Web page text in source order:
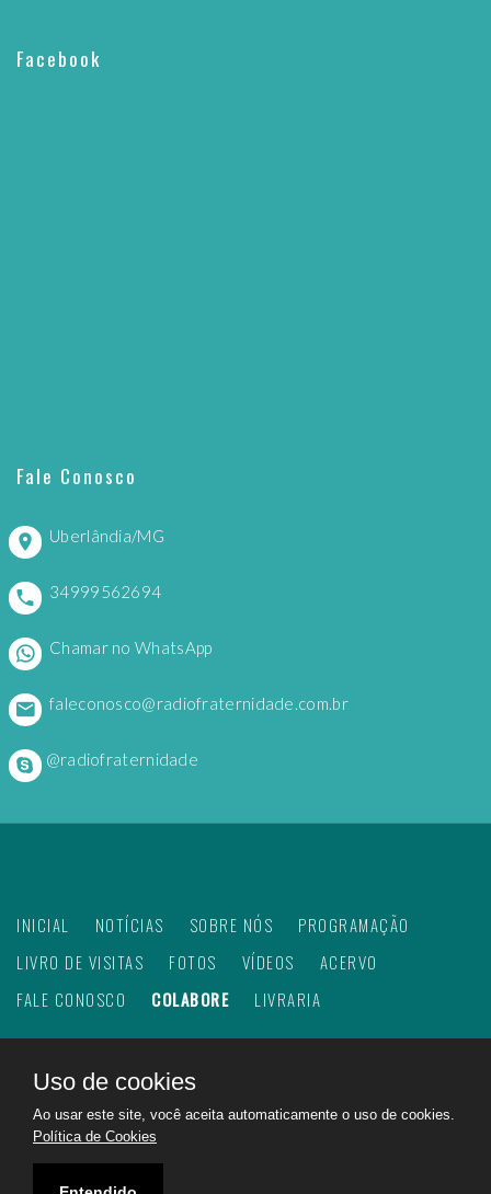
Facebook
Fale Conosco
Uberlândia/MG
34999562694
Chamar no WhatsApp
faleconosco@radiofraternidade.com.br
@radiofraternidade
INICIAL NOTÍCIAS SOBRE NÓS
PROGRAMAÇÃO
LIVRO DE VISITAS
FOTOS VÍDEOS
ACERVO
FALE CONOSCO
COLABORE LIVRARIA
2026Web Rádio Fraternidade. Todos os direitos
reservados.
Feito com
no Brasil para todo o mundo!
Rádio Fraternidade a emissora do bem na internet.
Uso de cookies
Ao usar este site, você aceita automaticamente o uso de cookies.
Política de Cookies